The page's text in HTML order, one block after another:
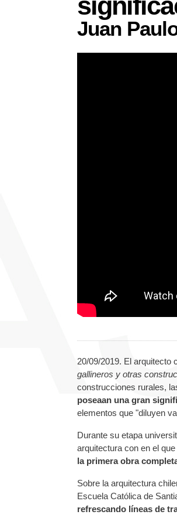
Juan
20/09/2019. El arquitecto
gallineros y otras
construcciones rurales,
poseaan una gran
elementos que "diluyen
Durante su etapa
arquitectura con en el
la primera obra
Sobre la arquitectura
Escuela Católica de
refrescando líneas de